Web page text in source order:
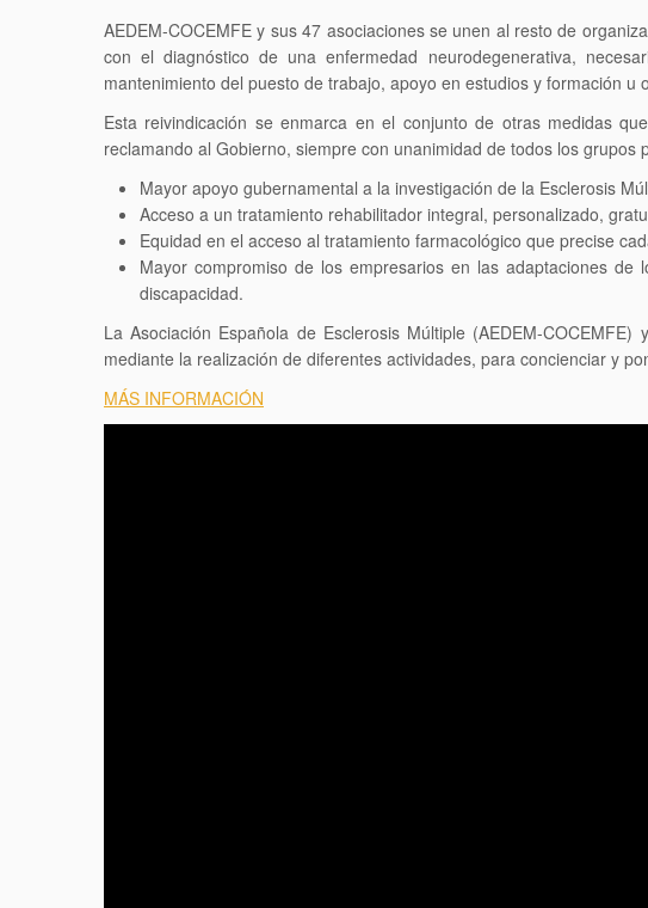
AEDEM-COCEMFE y sus 47 asociaciones se unen al resto de
con el diagnóstico de una enfermedad neurodegenerativa,
mantenimiento del puesto de trabajo, apoyo en estudios y formación
Esta reivindicación se enmarca en el conjunto de otras medidas
reclamando al Gobierno, siempre con unanimidad de todos los grupos
Mayor apoyo gubernamental a la investigación de la Esclerosis
Acceso a un tratamiento rehabilitador integral, personalizado,
Equidad en el acceso al tratamiento farmacológico que precise
Mayor compromiso de los empresarios en las adaptaciones
discapacidad.
La Asociación Española de Esclerosis Múltiple (AEDEM-
mediante la realización de diferentes actividades, para concienciar y
MÁS INFORMACIÓN